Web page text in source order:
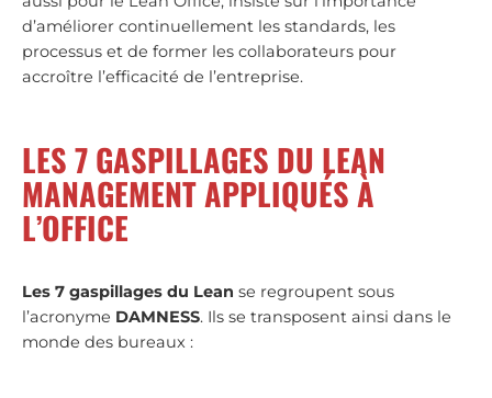
d’améliorer continuellement les standards, les
processus et de former les collaborateurs pour
accroître l’efficacité de l’entreprise.
LES 7 GASPILLAGES DU LEAN
MANAGEMENT APPLIQUÉS À
L’OFFICE
Les 7 gaspillages du Lean se regroupent sous
l’acronyme DAMNESS. Ils se transposent ainsi dans le
monde des bureaux :